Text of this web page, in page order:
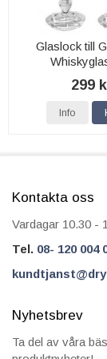
Glaslock till
299
Info
Kontakta oss
Vardagar 10.30 -
Tel. 08- 120 004
Nyhetsbrev
Ta del av våra